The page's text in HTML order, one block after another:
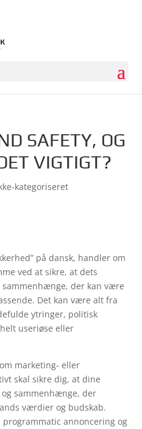
SAFETY, OG
VIGTIGT?
kategoriseret
på dansk, handler om
ved at sikre, at dets
der kan være
Det kan være alt fra
ytringer, politisk
useriøse eller
marketing- eller
skal sikre dig, at dine
sammenhænge, der
værdier og budskab.
annoncering og